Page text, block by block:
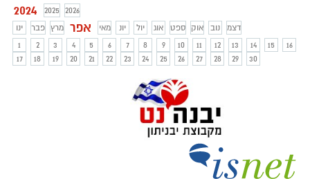
2024 2025
2026
ינו
פבר מרץ אפר מאי יונ יול אוג ספט אוק נוב
דצמ
1
2 3 4 5 6 7 8 9 10 11 12 13 14 15
16
17
18 19 20 21 22 23 24 25 26 27 28 29 30